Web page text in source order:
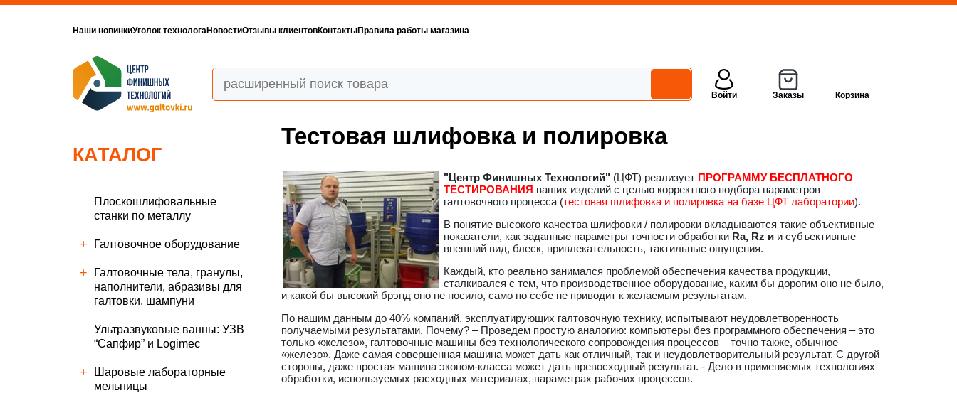
Наши новинкиУголок технологаНовостиОтзывы клиентовКонтактыПравила работы магазина
Войти Заказы Корзина
КАТАЛОГ
Плоскошлифовальные
станки по металлу
Галтовочное оборудование
Галтовочные тела, гранулы,
наполнители, абразивы для
галтовки, шампуни
Ультразвуковые ванны: УЗВ
“Сапфир” и Logimec
Шаровые лабораторные
мельницы
Тестовая шлифовка и полировка
"Центр Финишных Технологий" (ЦФТ) реализует ПРОГРАММУ БЕСПЛАТНОГО
ТЕСТИРОВАНИЯ ваших изделий с целью корректного подбора параметров
галтовочного процесса (тестовая шлифовка и полировка на базе ЦФТ лаборатории).
В понятие высокого качества шлифовки / полировки вкладываются такие объективные
показатели, как заданные параметры точности обработкиRa, Rz и и субъективные –
внешний вид, блеск, привлекательность, тактильные ощущения.
Каждый, кто реально занимался проблемой обеспечения качества продукции,
сталкивался с тем, что производственное оборудование, каким бы дорогим оно не было,
и какой бы высокий брэнд оно не носило, само по себе не приводит к желаемым результатам.
По нашим данным до 40% компаний, эксплуатирующих галтовочную технику, испытывают неудовлетворенность
получаемыми результатами. Почему? – Проведем простую аналогию: компьютеры без программного обеспечения – это
только «железо», галтовочные машины без технологического сопровождения процессов – точно также, обычное
«железо». Даже самая совершенная машина может дать как отличный, так и неудовлетворительный результат. С другой
стороны, даже простая машина эконом-класса может дать превосходный результат. - Дело в применяемых технологиях
обработки, используемых расходных материалах, параметрах рабочих процессов.